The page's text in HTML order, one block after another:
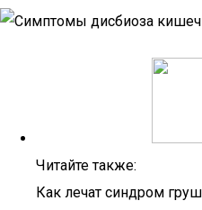
Читайте также:
Как лечат синдром